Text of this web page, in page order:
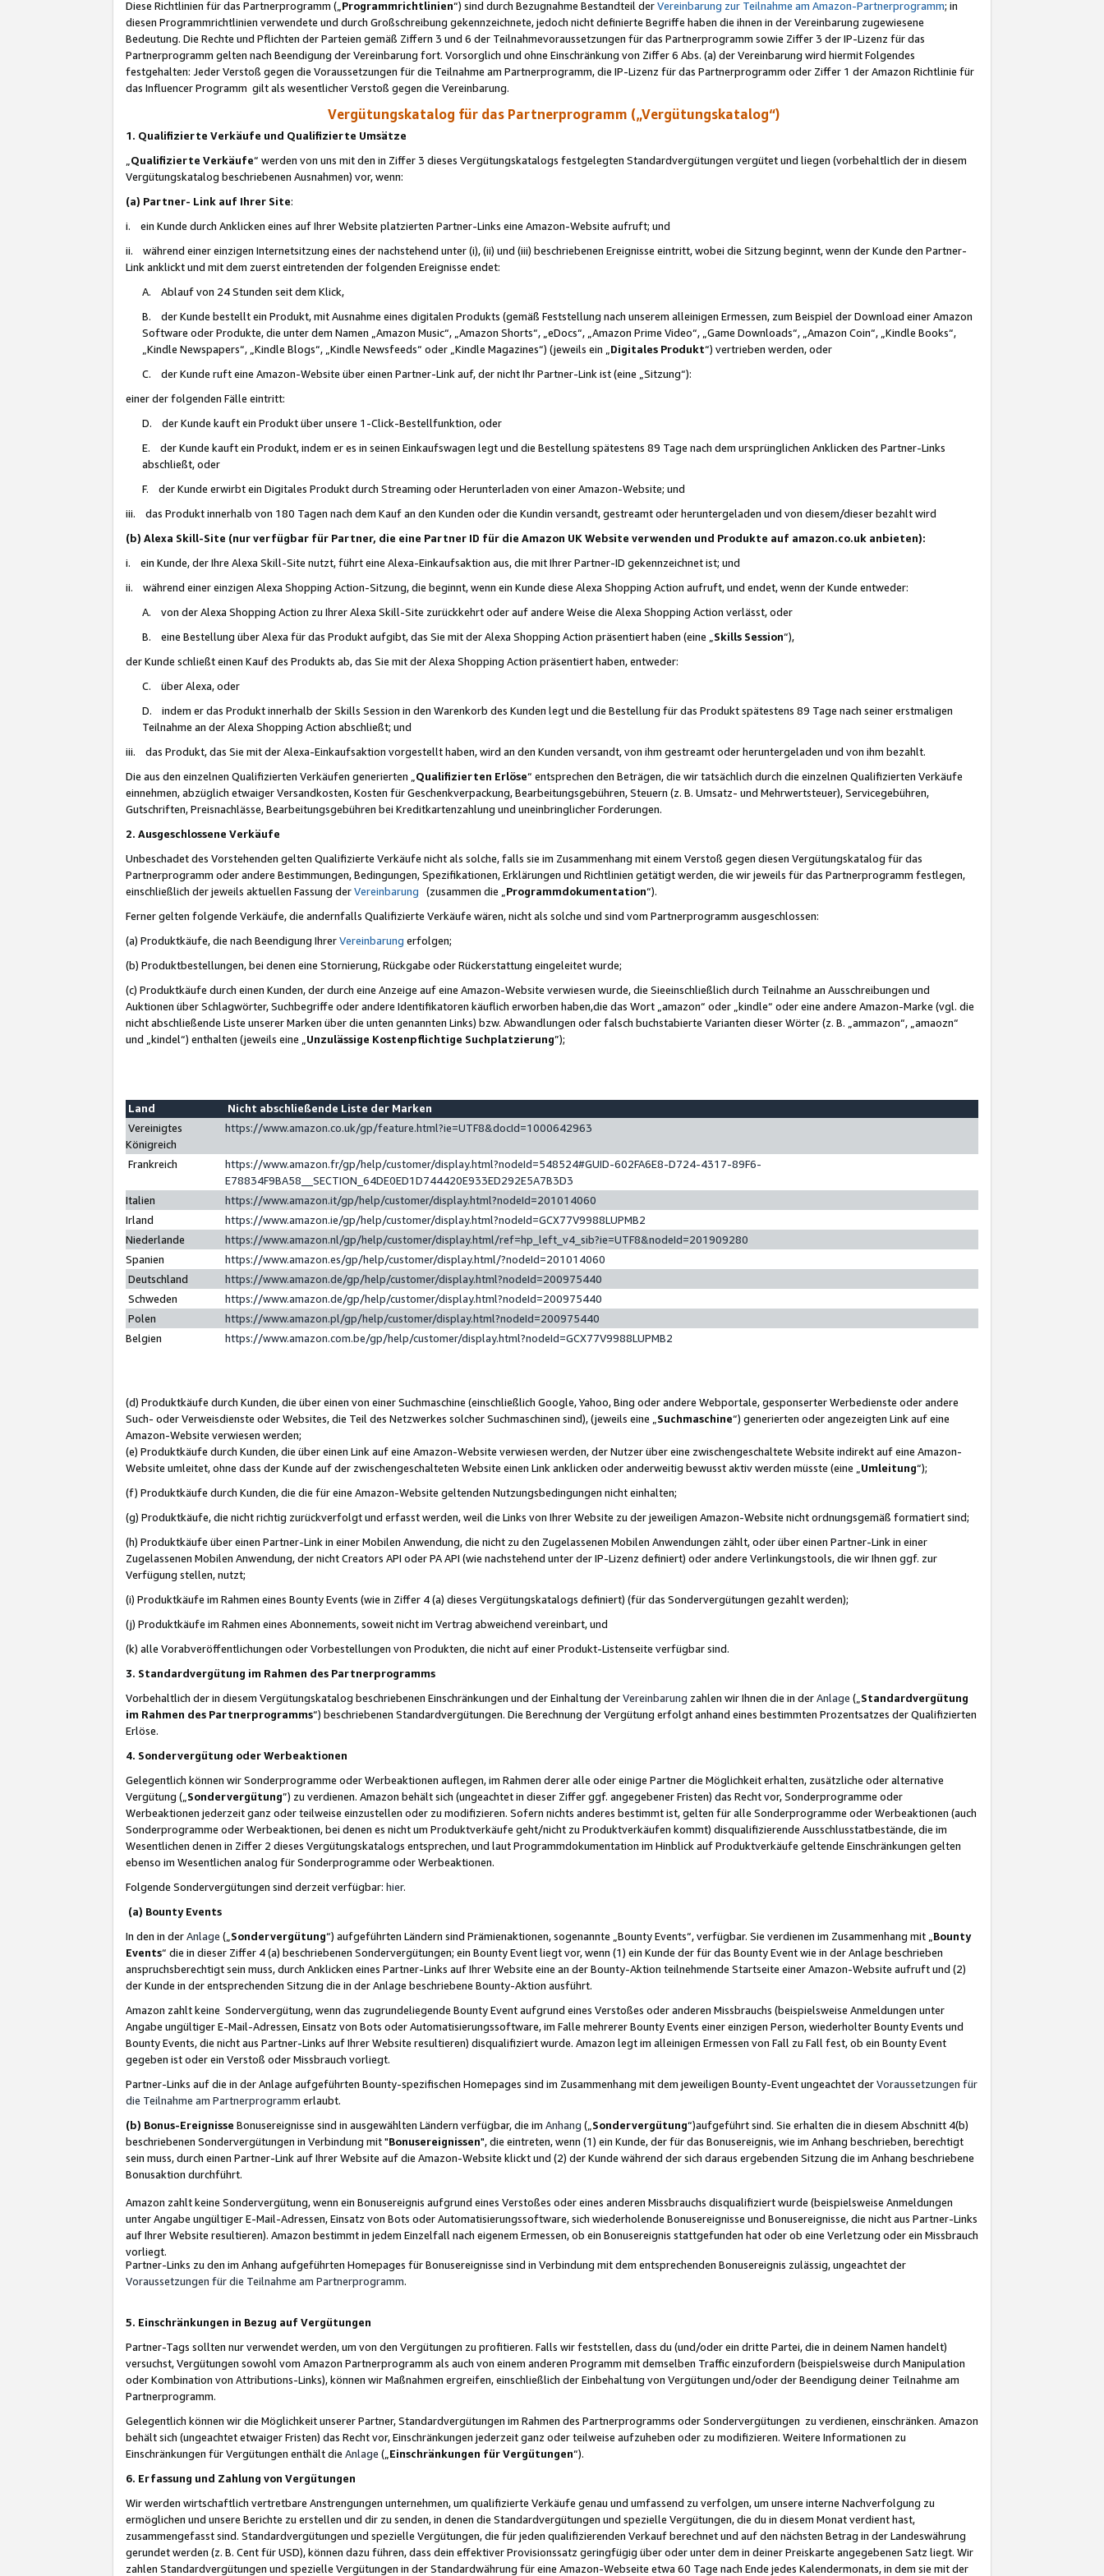
Diese Richtlinien für das Partnerprogramm („Programmrichtlinien“) sind durch Bezugnahme Bestandteil derVereinbarung zur Teilnahme am Amazon-Partnerprogramm; in
diesen Programmrichtlinien verwendete und durch Großschreibung gekennzeichnete, jedoch nicht definierte Begriffe haben die ihnen in der Vereinbarung zugewiesene
Bedeutung. Die Rechte und Pflichten der Parteien gemäß Ziffern 3 und 6 der Teilnahmevoraussetzungen für das Partnerprogramm sowie Ziffer 3 der IP-Lizenz für das
Partnerprogramm gelten nach Beendigung der Vereinbarung fort. Vorsorglich und ohne Einschränkung von Ziffer 6 Abs. (a) der Vereinbarung wird hiermit Folgendes
festgehalten: Jeder Verstoß gegen die Voraussetzungen für die Teilnahme am Partnerprogramm, die IP-Lizenz für das Partnerprogramm oder Ziffer 1 der Amazon Richtlinie für
das Influencer Programm gilt als wesentlicher Verstoß gegen die Vereinbarung.
Vergütungskatalog für das Partnerprogramm („Vergütungskatalog“)
1. Qualifizierte Verkäufe und Qualifizierte Umsätze
Qualifizierte Verkäufe“ werden von uns mit den in Ziffer 3 dieses Vergütungskatalogs festgelegten Standardvergütungen vergütet und liegen (vorbehaltlich der in diesem
Vergütungskatalog beschriebenen Ausnahmen) vor, wenn:
(a) Partner- Link auf Ihrer Site:
i. ein Kunde durch Anklicken eines auf Ihrer Website platzierten Partner-Links eine Amazon-Website aufruft; und
ii. während einer einzigen Internetsitzung eines der nachstehend unter (i), (ii) und (iii) beschriebenen Ereignisse eintritt, wobei die Sitzung beginnt, wenn der Kunde den Partner-
Link anklickt und mit dem zuerst eintretenden der folgenden Ereignisse endet:
A. Ablauf von 24 Stunden seit dem Klick,
B. der Kunde bestellt ein Produkt, mit Ausnahme eines digitalen Produkts (gemäß Feststellung nach unserem alleinigen Ermessen, zum Beispiel der Download einer Amazon
Software oder Produkte, die unter dem Namen „Amazon Music“, „Amazon Shorts“, „eDocs“, „Amazon Prime Video“, „Game Downloads“, „Amazon Coin“, „Kindle Books“,
„Kindle Newspapers“, „Kindle Blogs“, „Kindle Newsfeeds“ oder „Kindle Magazines“) (jeweils ein „ Digitales Produkt“) vertrieben werden, oder
C. der Kunde ruft eine Amazon-Website über einen Partner-Link auf, der nicht Ihr Partner-Link ist (eine „Sitzung“):
einer der folgenden Fälle eintritt:
D. der Kunde kauft ein Produkt über unsere 1-Click-Bestellfunktion, oder
E. der Kunde kauft ein Produkt, indem er es in seinen Einkaufswagen legt und die Bestellung spätestens 89 Tage nach dem ursprünglichen Anklicken des Partner-Links
abschließt, oder
F. der Kunde erwirbt ein Digitales Produkt durch Streaming oder Herunterladen von einer Amazon-Website; und
iii. das Produkt innerhalb von 180 Tagen nach dem Kauf an den Kunden oder die Kundin versandt, gestreamt oder heruntergeladen und von diesem/dieser bezahlt wird
(b) Alexa Skill-Site (nur verfügbar für Partner, die eine Partner ID für die Amazon UK Website verwenden und Produkte auf amazon.co.uk anbieten):
i. ein Kunde, der Ihre Alexa Skill-Site nutzt, führt eine Alexa-Einkaufsaktion aus, die mit Ihrer Partner-ID gekennzeichnet ist; und
ii. während einer einzigen Alexa Shopping Action-Sitzung, die beginnt, wenn ein Kunde diese Alexa Shopping Action aufruft, und endet, wenn der Kunde entweder:
A. von der Alexa Shopping Action zu Ihrer Alexa Skill-Site zurückkehrt oder auf andere Weise die Alexa Shopping Action verlässt, oder
B. eine Bestellung über Alexa für das Produkt aufgibt, das Sie mit der Alexa Shopping Action präsentiert haben (eine „ Skills Session“),
der Kunde schließt einen Kauf des Produkts ab, das Sie mit der Alexa Shopping Action präsentiert haben, entweder:
C. über Alexa, oder
D. indem er das Produkt innerhalb der Skills Session in den Warenkorb des Kunden legt und die Bestellung für das Produkt spätestens 89 Tage nach seiner erstmaligen
Teilnahme an der Alexa Shopping Action abschließt; und
iii. das Produkt, das Sie mit der Alexa-Einkaufsaktion vorgestellt haben, wird an den Kunden versandt, von ihm gestreamt oder heruntergeladen und von ihm bezahlt.
Die aus den einzelnen Qualifizierten Verkäufen generierten „ Qualifizierten Erlöse“ entsprechen den Beträgen, die wir tatsächlich durch die einzelnen Qualifizierten Verkäufe
einnehmen, abzüglich etwaiger Versandkosten, Kosten für Geschenkverpackung, Bearbeitungsgebühren, Steuern (z. B. Umsatz- und Mehrwertsteuer), Servicegebühren,
Gutschriften, Preisnachlässe, Bearbeitungsgebühren bei Kreditkartenzahlung und uneinbringlicher Forderungen.
2. Ausgeschlossene Verkäufe
Unbeschadet des Vorstehenden gelten Qualifizierte Verkäufe nicht als solche, falls sie im Zusammenhang mit einem Verstoß gegen diesen Vergütungskatalog für das
Partnerprogramm oder andere Bestimmungen, Bedingungen, Spezifikationen, Erklärungen und Richtlinien getätigt werden, die wir jeweils für das Partnerprogramm festlegen,
einschließlich der jeweils aktuellen Fassung derVereinbarung (zusammen die „ Programmdokumentation“).
Ferner gelten folgende Verkäufe, die andernfalls Qualifizierte Verkäufe wären, nicht als solche und sind vom Partnerprogramm ausgeschlossen:
(a) Produktkäufe, die nach Beendigung IhrerVereinbarung erfolgen;
(b) Produktbestellungen, bei denen eine Stornierung, Rückgabe oder Rückerstattung eingeleitet wurde;
(c) Produktkäufe durch einen Kunden, der durch eine Anzeige auf eine Amazon-Website verwiesen wurde, die Sieeinschließlich durch Teilnahme an Ausschreibungen und
Auktionen über Schlagwörter, Suchbegriffe oder andere Identifikatoren käuflich erworben haben,die das Wort „amazon“ oder „kindle“ oder eine andere Amazon-Marke (vgl. die
nicht abschließende Liste unserer Marken über die unten genannten Links) bzw. Abwandlungen oder falsch buchstabierte Varianten dieser Wörter (z. B. „ammazon“, „amaozn“
und „kindel“) enthalten (jeweils eine „ Unzulässige Kostenpflichtige Suchplatzierung”);
Land
Nicht abschließende Liste der Marken
Vereinigtes
Königreich
https://www.amazon.co.uk/gp/feature.html?ie=UTF8&docId=1000642963
Frankreich
https://www.amazon.fr/gp/help/customer/display.html?nodeId=548524#GUID-602FA6E8-D724-4317-89F6-
E78834F9BA58__SECTION_64DE0ED1D744420E933ED292E5A7B3D3
Italien
https://www.amazon.it/gp/help/customer/display.html?nodeId=201014060
Irland
https://www.amazon.ie/gp/help/customer/display.html?nodeId=GCX77V9988LUPMB2
Niederlande
https://www.amazon.nl/gp/help/customer/display.html/ref=hp_left_v4_sib?ie=UTF8&nodeId=201909280
Spanien
https://www.amazon.es/gp/help/customer/display.html/?nodeId=201014060
Deutschland
https://www.amazon.de/gp/help/customer/display.html?nodeId=200975440
Schweden
https://www.amazon.de/gp/help/customer/display.html?nodeId=200975440
Polen
https://www.amazon.pl/gp/help/customer/display.html?nodeId=200975440
Belgien
https://www.amazon.com.be/gp/help/customer/display.html?nodeId=GCX77V9988LUPMB2
(d) Produktkäufe durch Kunden, die über einen von einer Suchmaschine (einschließlich Google, Yahoo, Bing oder andere Webportale, gesponserter Werbedienste oder andere
Such- oder Verweisdienste oder Websites, die Teil des Netzwerkes solcher Suchmaschinen sind), (jeweils eine „ Suchmaschine“) generierten oder angezeigten Link auf eine
Amazon-Website verwiesen werden;
(e) Produktkäufe durch Kunden, die über einen Link auf eine Amazon-Website verwiesen werden, der Nutzer über eine zwischengeschaltete Website indirekt auf eine Amazon-
Website umleitet, ohne dass der Kunde auf der zwischengeschalteten Website einen Link anklicken oder anderweitig bewusst aktiv werden müsste (eine „ Umleitung“);
(f) Produktkäufe durch Kunden, die die für eine Amazon-Website geltenden Nutzungsbedingungen nicht einhalten;
(g) Produktkäufe, die nicht richtig zurückverfolgt und erfasst werden, weil die Links von Ihrer Website zu der jeweiligen Amazon-Website nicht ordnungsgemäß formatiert sind;
(h) Produktkäufe über einen Partner-Link in einer Mobilen Anwendung, die nicht zu den Zugelassenen Mobilen Anwendungen zählt, oder über einen Partner-Link in einer
Zugelassenen Mobilen Anwendung, der nicht Creators API oder PA API (wie nachstehend unter der IP-Lizenz definiert) oder andere Verlinkungstools, die wir Ihnen ggf. zur
Verfügung stellen, nutzt;
(i) Produktkäufe im Rahmen eines Bounty Events (wie in Ziffer 4 (a) dieses Vergütungskatalogs definiert) (für das Sondervergütungen gezahlt werden);
(j) Produktkäufe im Rahmen eines Abonnements, soweit nicht im Vertrag abweichend vereinbart, und
(k) alle Vorabveröffentlichungen oder Vorbestellungen von Produkten, die nicht auf einer Produkt-Listenseite verfügbar sind.
3. Standardvergütung im Rahmen des Partnerprogramms
Vorbehaltlich der in diesem Vergütungskatalog beschriebenen Einschränkungen und der Einhaltung derVereinbarung zahlen wir Ihnen die in derAnlage („ Standardvergütung
im Rahmen des Partnerprogramms“) beschriebenen Standardvergütungen. Die Berechnung der Vergütung erfolgt anhand eines bestimmten Prozentsatzes der Qualifizierten
Erlöse.
4. Sondervergütung oder Werbeaktionen
Gelegentlich können wir Sonderprogramme oder Werbeaktionen auflegen, im Rahmen derer alle oder einige Partner die Möglichkeit erhalten, zusätzliche oder alternative
Vergütung („ Sondervergütung”) zu verdienen. Amazon behält sich (ungeachtet in dieser Ziffer ggf. angegebener Fristen) das Recht vor, Sonderprogramme oder
Werbeaktionen jederzeit ganz oder teilweise einzustellen oder zu modifizieren. Sofern nichts anderes bestimmt ist, gelten für alle Sonderprogramme oder Werbeaktionen (auch
Sonderprogramme oder Werbeaktionen, bei denen es nicht um Produktverkäufe geht/nicht zu Produktverkäufen kommt) disqualifizierende Ausschlusstatbestände, die im
Wesentlichen denen in Ziffer 2 dieses Vergütungskatalogs entsprechen, und laut Programmdokumentation im Hinblick auf Produktverkäufe geltende Einschränkungen gelten
ebenso im Wesentlichen analog für Sonderprogramme oder Werbeaktionen.
Folgende Sondervergütungen sind derzeit verfügbar: hier.
(a) Bounty Events
In den in derAnlage („ Sondervergütung“) aufgeführten Ländern sind Prämienaktionen, sogenannte „Bounty Events“, verfügbar. Sie verdienen im Zusammenhang mit „ Bounty
Events“ die in dieser Ziffer 4 (a) beschriebenen Sondervergütungen; ein Bounty Event liegt vor, wenn (1) ein Kunde der für das Bounty Event wie in der Anlage beschrieben
anspruchsberechtigt sein muss, durch Anklicken eines Partner-Links auf Ihrer Website eine an der Bounty-Aktion teilnehmende Startseite einer Amazon-Website aufruft und (2)
der Kunde in der entsprechenden Sitzung die in der Anlage beschriebene Bounty-Aktion ausführt.
Amazon zahlt keine Sondervergütung, wenn das zugrundeliegende Bounty Event aufgrund eines Verstoßes oder anderen Missbrauchs (beispielsweise Anmeldungen unter
Angabe ungültiger E-Mail-Adressen, Einsatz von Bots oder Automatisierungssoftware, im Falle mehrerer Bounty Events einer einzigen Person, wiederholter Bounty Events und
Bounty Events, die nicht aus Partner-Links auf Ihrer Website resultieren) disqualifiziert wurde. Amazon legt im alleinigen Ermessen von Fall zu Fall fest, ob ein Bounty Event
gegeben ist oder ein Verstoß oder Missbrauch vorliegt.
Partner-Links auf die in der Anlage aufgeführten Bounty-spezifischen Homepages sind im Zusammenhang mit dem jeweiligen Bounty-Event ungeachtet derVoraussetzungen für
die Teilnahme am Partnerprogramm erlaubt.
(b) Bonus-Ereignisse Bonusereignisse sind in ausgewählten Ländern verfügbar, die im Anhang („ Sondervergütung“)aufgeführt sind. Sie erhalten die in diesem Abschnitt 4(b)
beschriebenen Sondervergütungen in Verbindung mit "Bonusereignissen", die eintreten, wenn (1) ein Kunde, der für das Bonusereignis, wie im Anhang beschrieben, berechtigt
sein muss, durch einen Partner-Link auf Ihrer Website auf die Amazon-Website klickt und (2) der Kunde während der sich daraus ergebenden Sitzung die im Anhang beschriebene
Bonusaktion durchführt.
Amazon zahlt keine Sondervergütung, wenn ein Bonusereignis aufgrund eines Verstoßes oder eines anderen Missbrauchs disqualifiziert wurde (beispielsweise Anmeldungen
unter Angabe ungültiger E-Mail-Adressen, Einsatz von Bots oder Automatisierungssoftware, sich wiederholende Bonusereignisse und Bonusereignisse, die nicht aus Partner-Links
auf Ihrer Website resultieren). Amazon bestimmt in jedem Einzelfall nach eigenem Ermessen, ob ein Bonusereignis stattgefunden hat oder ob eine Verletzung oder ein Missbrauch
vorliegt.
Partner-Links zu den im Anhang aufgeführten Homepages für Bonusereignisse sind in Verbindung mit dem entsprechenden Bonusereignis zulässig, ungeachtet der
Voraussetzungen für die Teilnahme am Partnerprogramm.
5. Einschränkungen in Bezug auf Vergütungen
Partner-Tags sollten nur verwendet werden, um von den Vergütungen zu profitieren. Falls wir feststellen, dass du (und/oder ein dritte Partei, die in deinem Namen handelt)
versuchst, Vergütungen sowohl vom Amazon Partnerprogramm als auch von einem anderen Programm mit demselben Traffic einzufordern (beispielsweise durch Manipulation
oder Kombination von Attributions-Links), können wir Maßnahmen ergreifen, einschließlich der Einbehaltung von Vergütungen und/oder der Beendigung deiner Teilnahme am
Partnerprogramm.
Gelegentlich können wir die Möglichkeit unserer Partner, Standardvergütungen im Rahmen des Partnerprogramms oder Sondervergütungen zu verdienen, einschränken. Amazon
behält sich (ungeachtet etwaiger Fristen) das Recht vor, Einschränkungen jederzeit ganz oder teilweise aufzuheben oder zu modifizieren. Weitere Informationen zu
Einschränkungen für Vergütungen enthält die Anlage („ Einschränkungen für Vergütungen“).
6. Erfassung und Zahlung von Vergütungen
Wir werden wirtschaftlich vertretbare Anstrengungen unternehmen, um qualifizierte Verkäufe genau und umfassend zu verfolgen, um unsere interne Nachverfolgung zu
ermöglichen und unsere Berichte zu erstellen und dir zu senden, in denen die Standardvergütungen und spezielle Vergütungen, die du in diesem Monat verdient hast,
zusammengefasst sind. Standardvergütungen und spezielle Vergütungen, die für jeden qualifizierenden Verkauf berechnet und auf den nächsten Betrag in der Landeswährung
gerundet werden (z. B. Cent für USD), können dazu führen, dass dein effektiver Provisionssatz geringfügig über oder unter dem in deiner Preiskarte angegebenen Satz liegt. Wir
zahlen Standardvergütungen und spezielle Vergütungen in der Standardwährung für eine Amazon-Webseite etwa 60 Tage nach Ende jedes Kalendermonats, in dem sie mit der